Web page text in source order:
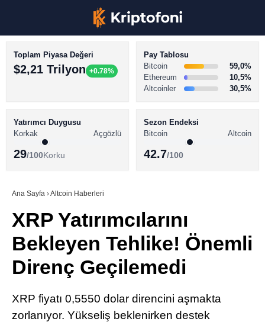
Youtube
TikTok
LinkedIn
BİTCOİN HABERLERİ
ALTCOİN HABERLERİ
SÖZLÜK
Toplam Piyasa Değeri
$2,21 Trilyon +0.78%
Pay Tablosu
Bitcoin
59,0%
Ethereum
10,5%
Altcoinler
30,5%
Yatırımcı Duygusu
Korkak
Açgözlü
29/100Korku
Sezon Endeksi
Bitcoin
Altcoin
42.7/100
Ana Sayfa ›Altcoin Haberleri
XRP Yatırımcılarını
Bekleyen Tehlike! Önemli
Direnç Geçilemedi
XRP fiyatı 0,5550 dolar direncini aşmakta
zorlanıyor. Yükseliş beklenirken destek